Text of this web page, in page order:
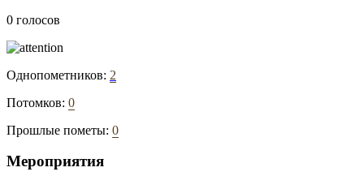
0 голосов
Однопометников: 2
Потомков: 0
Прошлые пометы: 0
Мероприятия